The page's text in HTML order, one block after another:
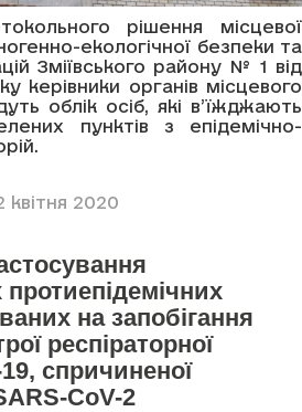
рішення місцевої
екологічної безпеки та
Зміївського району № 1 від
керівники органів місцевого
облік осіб, які в’їжджають
пунктів з епідемічно-
квітня 2020
на запобігання
респіраторної
спричиненої
CoV-2